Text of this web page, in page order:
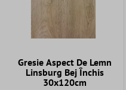
Gresie Aspect De Lemn
Linsburg Bej Închis
30x120cm